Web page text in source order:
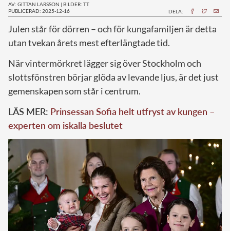
AV: GITTAN LARSSON | BILDER: TT
PUBLICERAD: 2025-12-16
DELA:
Julen står för dörren – och för kungafamiljen är detta
utan tvekan årets mest efterlängtade tid.
När vintermörkret lägger sig över Stockholm och
slottsfönstren börjar glöda av levande ljus, är det just
gemenskapen som står i centrum.
LÄS MER: Prinsessan Sofia helt utfryst av kungen –
experten om iskalla beslutet